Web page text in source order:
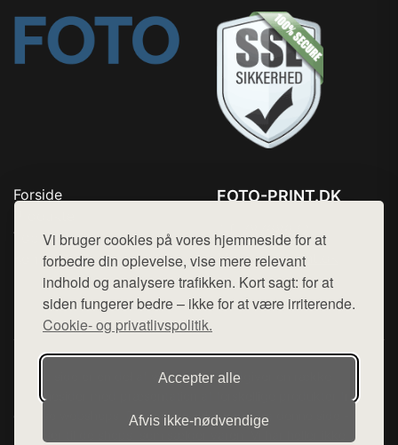
Vi bruger cookies på vores hjemmeside for at
forbedre din oplevelse, vise mere relevant
indhold og analysere trafikken. Kort sagt: for at
siden fungerer bedre – ikke for at være irriterende.
Cookie- og privatlivspolitik.
Accepter alle
Afvis ikke‑nødvendige
Forside
Top Rabatter
Kontakt
FOTO-PRINT.DK
Mail: hej@want.dk
Cookie- og privatlivspolitik
Denne side er en del af want.dk, der udgiver en række
hjemmesider med præsentation af forskellige produkter fra
diverse webshops. Der sælges ikke varer fra denne side - vi